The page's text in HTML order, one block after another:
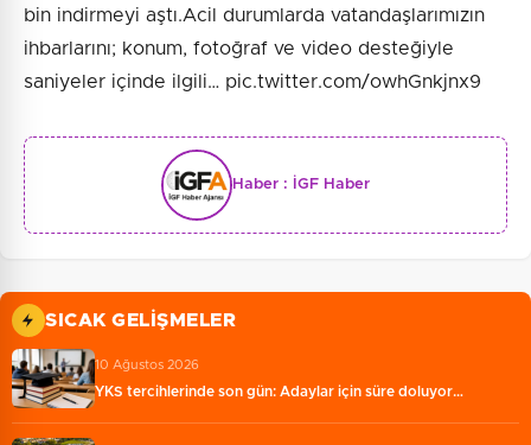
bin indirmeyi aştı.Acil durumlarda vatandaşlarımızın
ihbarlarını; konum, fotoğraf ve video desteğiyle
saniyeler içinde ilgili… pic.twitter.com/owhGnkjnx9
Haber : İGF Haber
SICAK GELIŞMELER
10 Ağustos 2026
YKS tercihlerinde son gün: Adaylar için süre doluyor…